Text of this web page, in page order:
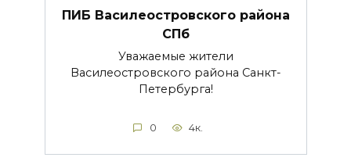
ПИБ Василеостровского района
СПб
Уважаемые жители
Василеостровского района Санкт-
Петербурга!
0 4к.